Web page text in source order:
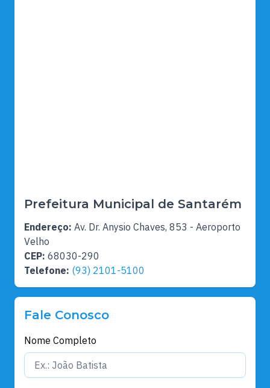
Prefeitura Municipal de Santarém
Endereço: Av. Dr. Anysio Chaves, 853 - Aeroporto
Velho
CEP: 68030-290
Telefone: (93) 2101-5100
Fale Conosco
Nome Completo